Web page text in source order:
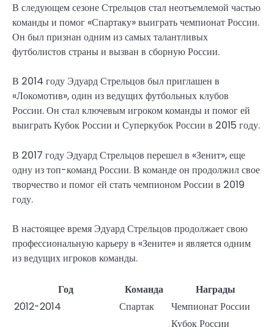
В следующем сезоне Стрельцов стал неотъемлемой частью
команды и помог «Спартаку» выиграть чемпионат России.
Он был признан одним из самых талантливых
футболистов страны и вызван в сборную России.
В 2014 году Эдуард Стрельцов был приглашен в
«Локомотив», один из ведущих футбольных клубов
России. Он стал ключевым игроком команды и помог ей
выиграть Кубок России и Суперкубок России в 2015 году.
В 2017 году Эдуард Стрельцов перешел в «Зенит», еще
одну из топ-команд России. В команде он продолжил свое
творчество и помог ей стать чемпионом России в 2019
году.
В настоящее время Эдуард Стрельцов продолжает свою
профессиональную карьеру в «Зените» и является одним
из ведущих игроков команды.
Год Команда
Награды
2012-2014
Спартак
Чемпионат России
Кубок России